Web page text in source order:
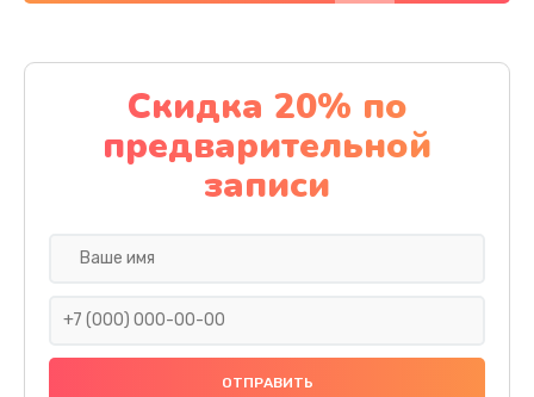
Ремонт кнопки
1200 руб.
Заказать
Замена динамика
880 руб.
Скидка 20% по
предварительной
записи